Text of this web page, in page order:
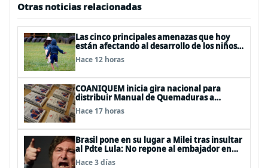
Otras noticias relacionadas
Las cinco principales amenazas que hoy
están afectando al desarrollo de los niños
en Chile
Hace 12 horas
COANIQUEM inicia gira nacional para
distribuir Manual de Quemaduras a
profesionales de la salud
Hace 17 horas
Brasil pone en su lugar a Milei tras insultar
al Pdte Lula: No repone al embajador en
BBSS y rebaja la relación bilateral
Hace 3 días